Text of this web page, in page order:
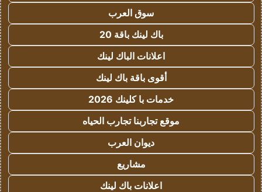
سوق العرب
باك لينك باقة 20
اعلانات الباك لينك
أقوى باقة باك لينك
خدمات با كلينك 2026
موقع تجاربنا تجارب الحياه
ديوان العرب
مشاريع
اعلانات باك لينك